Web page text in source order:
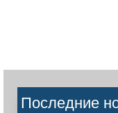
Последние